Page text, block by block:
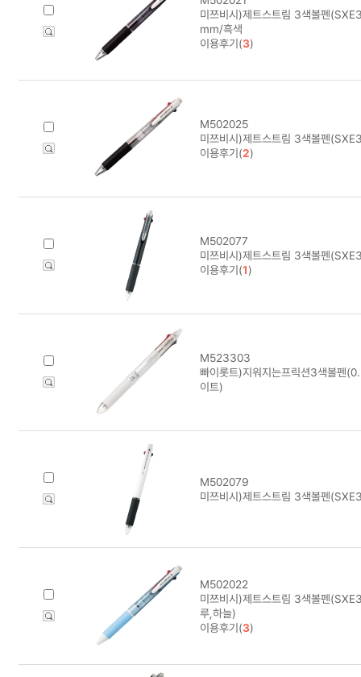
미쯔비시)제트스트림 3색볼펜
mm/흑색
이용후기(3)
M502025
미쯔비시)제트스트림 3색볼펜
이용후기(2)
M502077
미쯔비시)제트스트림 3색볼펜
이용후기(1)
M523303
빠이롯트)지워지는프릭션3색볼펜
이트)
M502079
미쯔비시)제트스트림 3색볼펜
M502022
미쯔비시)제트스트림 3색볼펜
루,하늘)
이용후기(3)